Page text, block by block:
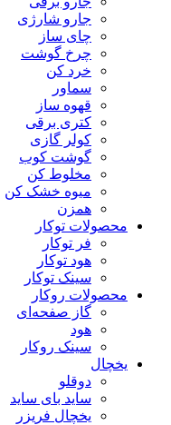
جارو شارژی
چای ساز
چرخ گوشت
خرد کن
سماور
قهوه ساز
کتری برقی
کولر گازی
گوشت کوب
مخلوط کن
میوه خشک کن
همزن
محصولات توکار
فر توکار
هود توکار
سینک توکار
محصولات روکار
گاز صفحه‌ای
هود
سینک روکار
یخچال
دوقلو
ساید بای ساید
یخچال فریزر